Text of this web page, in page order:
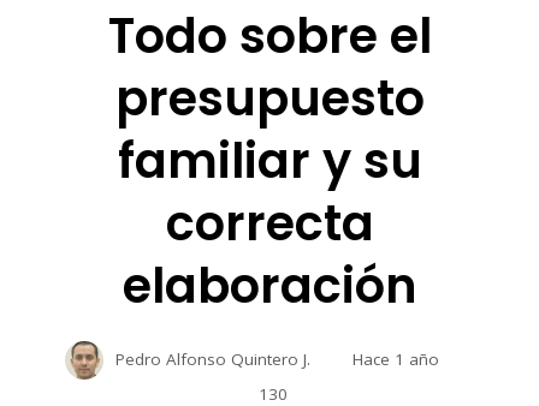
Todo sobre el
presupuesto
familiar y su
correcta
elaboración
Pedro Alfonso Quintero J.
Hace 1 año
130